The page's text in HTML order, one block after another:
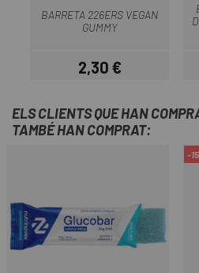
BARRETA 226ERS VEGAN
GUMMY
Preu
2,30 €
ELS CLIENTS QUE HAN
TAMBÉ HAN COMPRAT:
-